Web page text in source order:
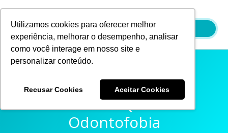
Utilizamos cookies para oferecer melhor
experiência, melhorar o desempenho, analisar
como você interage em nosso site e
personalizar conteúdo.
Recusar Cookies Aceitar Cookies
conteúdo
Saiba O Que É
Odontofobia